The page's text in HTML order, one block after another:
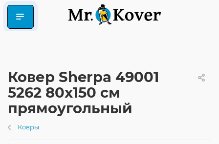
Ковер Sherpa 49001
5262 80x150 см
прямоугольный
Ковры